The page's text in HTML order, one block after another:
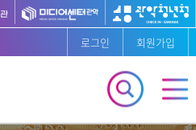
로그인 회원가입